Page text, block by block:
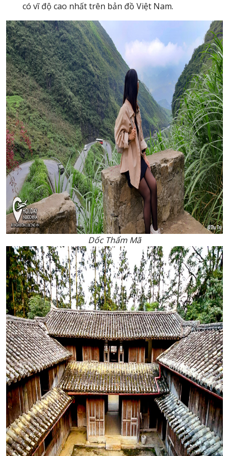
có vĩ độ cao nhất trên bản đồ Việt Nam.
Dốc Thẩm Mã